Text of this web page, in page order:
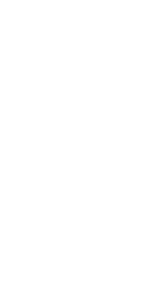
में विश्वास क्यों न
समझ चुके हैं, वे खुद को